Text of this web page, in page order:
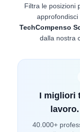
Filtra le posizioni
TechCompenso
dalla nostra
I migliori
40.000+